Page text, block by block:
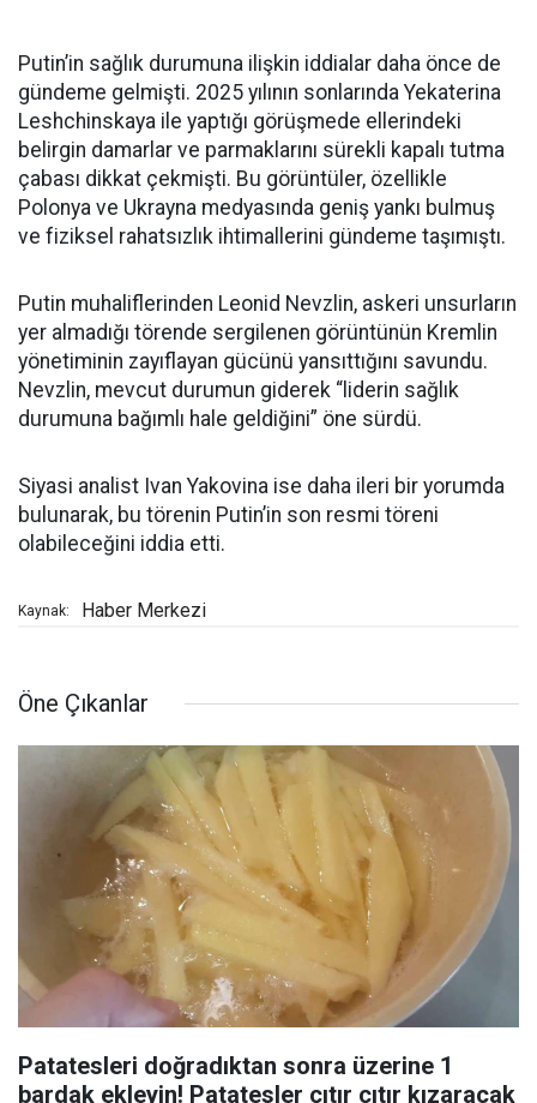
Putin’in sağlık durumuna ilişkin iddialar daha önce de
gündeme gelmişti. 2025 yılının sonlarında Yekaterina
Leshchinskaya ile yaptığı görüşmede ellerindeki
belirgin damarlar ve parmaklarını sürekli kapalı tutma
çabası dikkat çekmişti. Bu görüntüler, özellikle
Polonya ve Ukrayna medyasında geniş yankı bulmuş
ve fiziksel rahatsızlık ihtimallerini gündeme taşımıştı.
Putin muhaliflerinden Leonid Nevzlin, askeri unsurların
yer almadığı törende sergilenen görüntünün Kremlin
yönetiminin zayıflayan gücünü yansıttığını savundu.
Nevzlin, mevcut durumun giderek “liderin sağlık
durumuna bağımlı hale geldiğini” öne sürdü.
Siyasi analist Ivan Yakovina ise daha ileri bir yorumda
bulunarak, bu törenin Putin’in son resmi töreni
olabileceğini iddia etti.
Kaynak: Haber Merkezi
Öne Çıkanlar
Patatesleri doğradıktan sonra üzerine 1
bardak ekleyin! Patatesler çıtır çıtır kızaracak